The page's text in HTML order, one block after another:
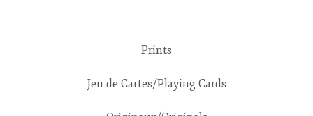
Prints
Jeu de Cartes/Playing Cards